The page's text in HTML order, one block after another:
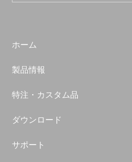
ホーム
製品情報
特注・カスタム品
ダウンロード
サポート